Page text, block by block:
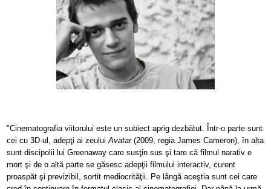
"Cinematografia viitorului este un subiect aprig dezbătut. Într-o parte sunt
cei cu 3D-ul, adepţi ai zeului Avatar (2009, regia James Cameron), în alta
sunt discipolii lui Greenaway care susţin sus şi tare că filmul narativ e
mort şi de o altă parte se găsesc adepţii filmului interactiv, curent
proaspăt şi previzibil, sortit mediocrităţii. Pe lângă aceştia sunt cei care